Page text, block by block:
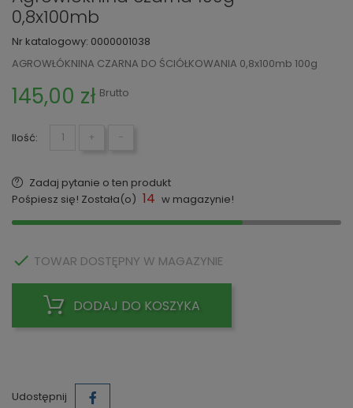
0,8x100mb
Nr katalogowy: 0000001038
AGROWŁÓKNINA CZARNA DO ŚCIÓŁKOWANIA 0,8x100mb 100g
145,00 zł Brutto
Ilość: + −
Zadaj pytanie o ten produkt
Pośpiesz się! Została(o) 14 w magazynie!
 TOWAR DOSTĘPNY W MAGAZYNIE
DODAJ DO KOSZYKA
Udostępnij